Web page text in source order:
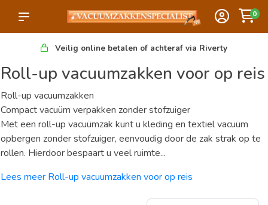
0
Veilig online betalen of achteraf via Riverty
Roll-up vacuumzakken voor op reis
Roll-up vacuumzakken
Compact vacuüm verpakken zonder stofzuiger
Met een roll-up vacuümzak kunt u kleding en textiel vacuüm
opbergen zonder stofzuiger, eenvoudig door de zak strak op te
rollen. Hierdoor bespaart u veel ruimte...
Lees meer Roll-up vacuumzakken voor op reis